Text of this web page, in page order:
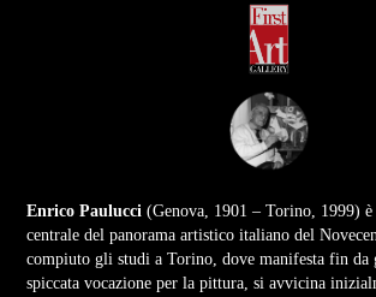
Enrico Paulucci (Genova, 1901 – Torino, 1999)
centrale del panorama artistico italiano del
compiuto gli studi a Torino, dove manifesta fin da
spiccata vocazione per la pittura, si avvicina